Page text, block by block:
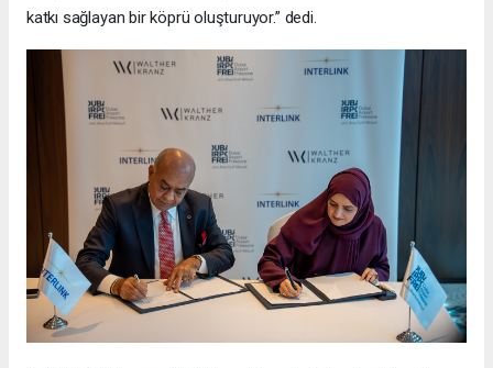
katkı sağlayan bir köprü oluşturuyor.” dedi.